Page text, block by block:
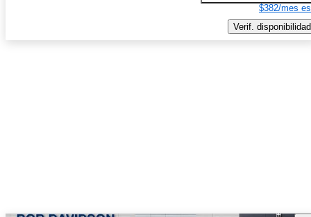
$382/mes
Verif. disponibilidad